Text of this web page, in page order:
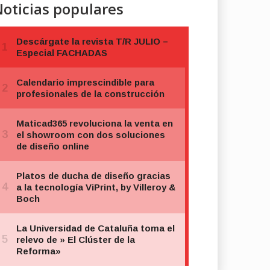
populares